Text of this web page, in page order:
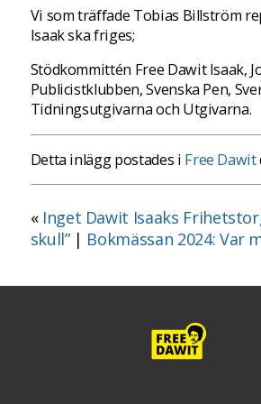
Vi som träffade Tobias Billström
Isaak ska friges;
Stödkommittén Free Dawit Isaak,
Publicistklubben, Svenska Pen,
Tidningsutgivarna och Utgivarna.
Detta inlägg postades i Free Dawit
« Inget Dawit Isaaks
skull”| Bokmässan 2024: Var